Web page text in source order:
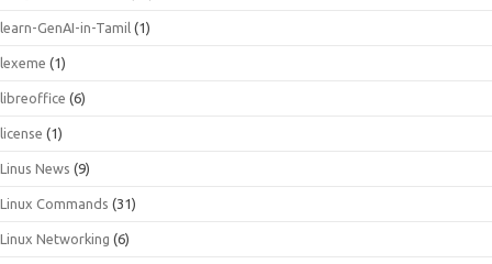
learn-GenAI-in-Tamil (1)
lexeme (1)
libreoffice (6)
license (1)
Linus News (9)
Linux Commands (31)
Linux Networking (6)